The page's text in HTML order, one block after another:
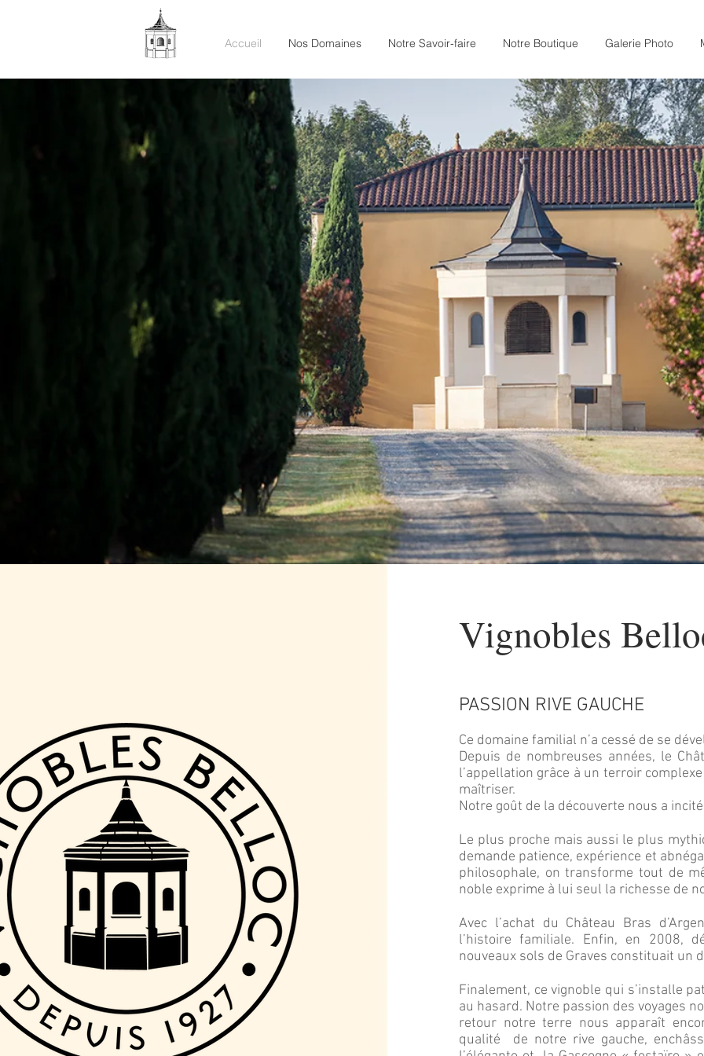
Accueil Nos Domaines Notre Savoir-faire Notre Boutique Galerie Photo
Vignobles
PASSION RIVE GAUCHE
Ce domaine familial n’a cessé de se
Depuis de nombreuses années, le
l’appellation grâce à un terroir
maîtriser.
Notre goût de la découverte nous a
Le plus proche mais aussi le plus
demande patience, expérience et
philosophale, on transforme tout de
noble exprime à lui seul la richesse de
Avec l’achat du Château Bras
l’histoire familiale. Enfin, en 2008,
nouveaux sols de Graves constituait un
Finalement, ce vignoble qui s’installe
au hasard. Notre passion des voyages
retour notre terre nous apparaît
qualité de notre rive gauche,